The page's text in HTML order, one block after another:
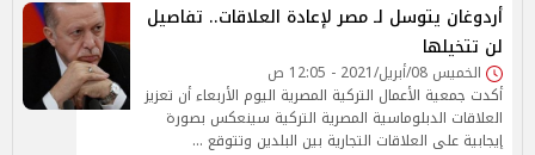
أردوغان يتوسل لـ مصر لإعادة العلاقات.. تفاصيل
لن تتخيلها
الخميس 08/أبريل/2021 - 12:05 ص
أكدت جمعية الأعمال التركية المصرية اليوم الأربعاء أن تعزيز
العلاقات الدبلوماسية المصرية التركية سينعكس بصورة
إيجابية على العلاقات التجارية بين البلدين وتتوقع …